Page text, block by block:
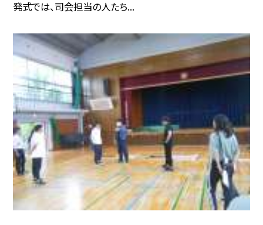
発式では、司会担当の人たち...